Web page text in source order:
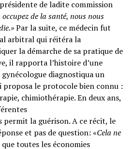
de ladite commission
occupez de la santé, nous nous
Par la suite, ce médecin fut
arbitral qui réitéra la
la démarche de sa pratique de
il rapporta l’histoire d’une
diagnostiqua un
proposa le protocole bien connu :
chimiothérapie. En deux ans,
la guérison. A ce récit, le
et pas de question: «Cela ne
toutes les économies